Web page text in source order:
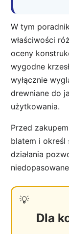
W tym
właściwości
oceny
wygodne
wyłącznie
drewniane do
użytkowania.
Przed
blatem i określ
działania
Dla